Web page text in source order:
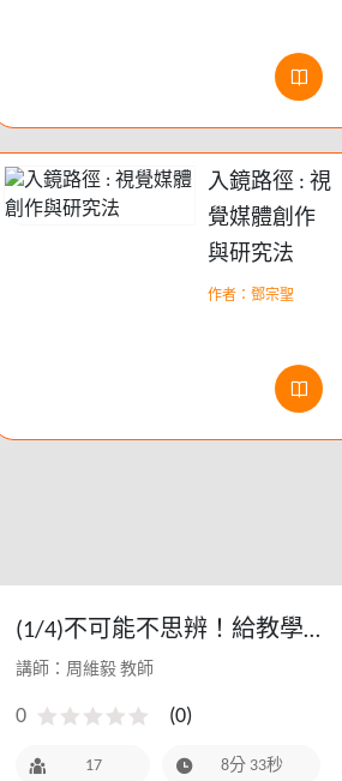
入鏡路徑 : 視
覺媒體創作
與研究法
作者：鄧宗聖
(1/4)不可能不思辨！給教學
現場的媒體素養課1 - 112教
講師：周維毅 教師
0 (0)
17 8分 33秒